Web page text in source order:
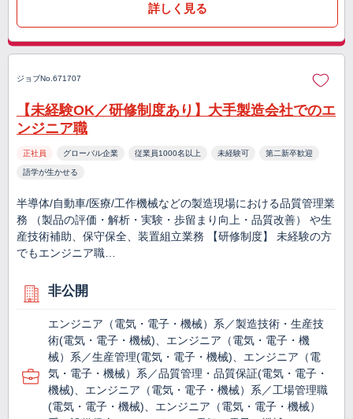
詳しく見る
ジョブNo.671707
【未経験OK／研修制度あり】大手製造会社でのエ
ンジニア職
正社員 グローバル企業 従業員1000名以上 未経験可 第二新卒歓迎
語学が生かせる
半導体/自動車/医療/工作機械などの製造現場における品質管理業
務 （製品の評価・解析・実験・歩留まり向上・品質改善） や生
産技術補助、保守保全、装置組立業務 【研修制度】 未経験の方
でもエンジニア職…
非公開
エンジニア（電気・電子・機械）系／製造技術・生産技
術(電気・電子・機械)、エンジニア（電気・電子・機
械）系／生産管理(電気・電子・機械)、エンジニア（電
気・電子・機械）系／品質管理・品質保証(電気・電子・
機械)、エンジニア（電気・電子・機械）系／工場管理職
(電気・電子・機械)、エンジニア（電気・電子・機械）